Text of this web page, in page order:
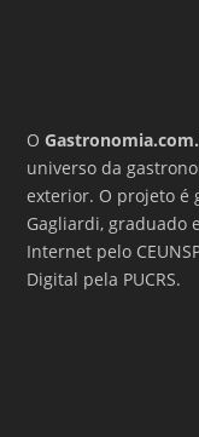
O
universo da
exterior. O projeto é
Gagliardi, graduado
Internet pelo
Digital pela PUCRS.